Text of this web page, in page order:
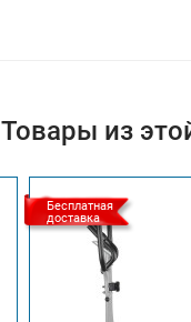
Товары из
Бесплатная
доставка